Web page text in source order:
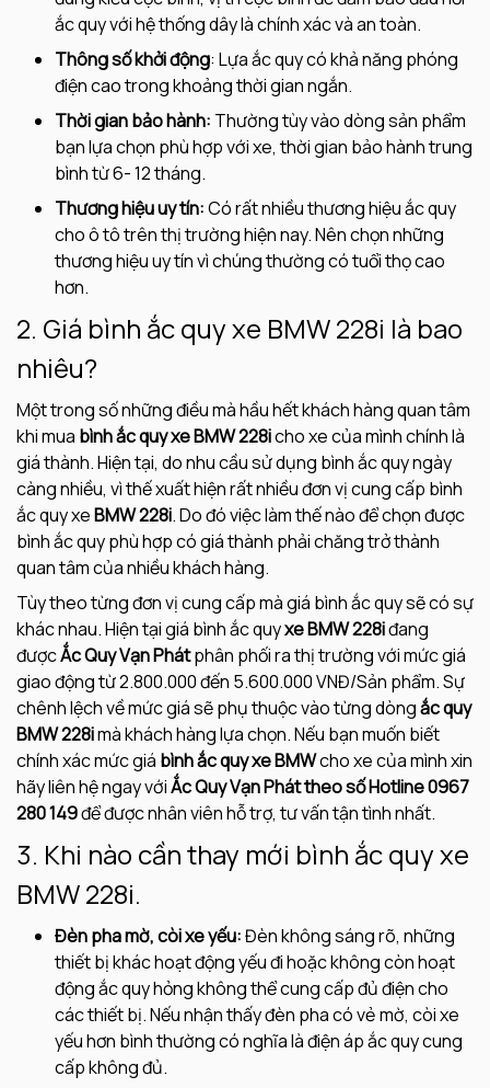
ắc quy với hệ thống dây là chính xác và an toàn.
Thông số khởi động: Lựa ắc quy có khả năng phóng
điện cao trong khoảng thời gian ngắn.
Thời gian bảo hành: Thường tùy vào dòng sản phẩm
bạn lựa chọn phù hợp với xe, thời gian bảo hành trung
bình từ 6- 12 tháng.
Thương hiệu uy tín:Có rất nhiều thương hiệu ắc quy
cho ô tô trên thị trường hiện nay. Nên chọn những
thương hiệu uy tín vì chúng thường có tuổi thọ cao
hơn.
2. Giá bình ắc quy xe BMW 228i là bao
nhiêu?
Một trong số những điều mà hầu hết khách hàng quan tâm
khi mua bình ắc quy xe BMW 228icho xe của mình chính là
giá thành. Hiện tại, do nhu cầu sử dụng bình ắc quy ngày
càng nhiều, vì thế xuất hiện rất nhiều đơn vị cung cấp bình
ắc quy xeBMW 228i. Do đó việc làm thế nào để chọn được
bình ắc quy phù hợp có giá thành phải chăng trở thành
quan tâm của nhiều khách hàng.
Tùy theo từng đơn vị cung cấp mà giá bình ắc quy sẽ có sự
khác nhau. Hiện tại giá bình ắc quyxe BMW 228iđang
đượcẮc Quy Vạn Phátphân phối ra thị trường với mức giá
giao động từ 2.800.000 đến 5.600.000 VNĐ/Sản phẩm. Sự
chênh lệch về mức giá sẽ phụ thuộc vào từng dòngắc quy
BMW 228imà khách hàng lựa chọn. Nếu bạn muốn biết
chính xác mức giá bình ắc quy xe BMWcho xe của mình xin
hãy liên hệ ngay vớiẮc Quy Vạn Phát theo số Hotline 0967
280 149để được nhân viên hỗ trợ, tư vấn tận tình nhất.
3. Khi nào cần thay mới bình ắc quy xe
BMW 228i.
Đèn pha mờ, còi xe yếu:Đèn không sáng rõ, những
thiết bị khác hoạt động yếu đi hoặc không còn hoạt
động ắc quy hỏng không thể cung cấp đủ điện cho
các thiết bị. Nếu nhận thấy đèn pha có vẻ mờ, còi xe
yếu hơn bình thường có nghĩa là điện áp ắc quy cung
cấp không đủ.